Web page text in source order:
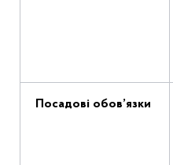
Посадові обов’язки